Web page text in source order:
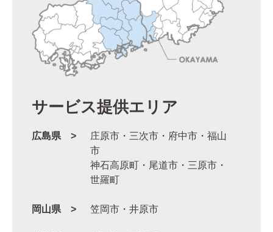
サービス提供エリア
広島県
庄原市・三次市・府中市・福山
市
神石高原町・尾道市・三原市・
世羅町
岡山県 笠岡市・井原市